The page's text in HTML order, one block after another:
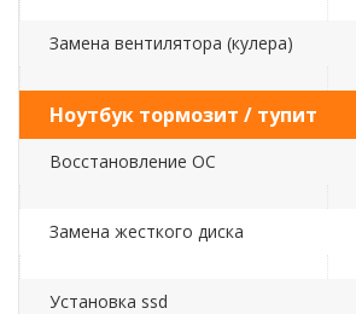
Замена вентилятора (кулера)
Ноутбук тормозит / тупит
Восстановление ОС
Замена жесткого диска
Установка ssd